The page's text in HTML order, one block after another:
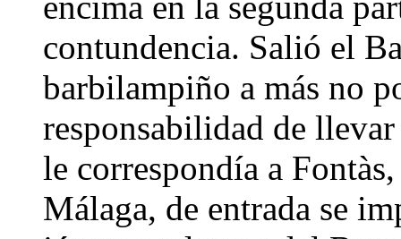
contundencia. Salió el
barbilampiño a más no
responsabilidad de
le correspondía a
Málaga, de entrada se